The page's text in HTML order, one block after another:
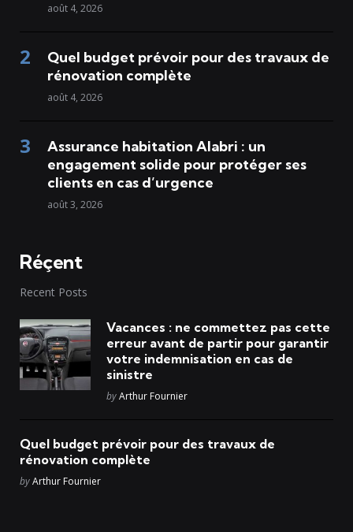
août 4, 2026
Quel budget prévoir pour des travaux de
rénovation complète
août 4, 2026
Assurance habitation Alabri : un
engagement solide pour protéger ses
clients en cas d’urgence
août 3, 2026
Réçent
Recent Posts
Vacances : ne commettez pas cette
erreur avant de partir pour garantir
votre indemnisation en cas de
sinistre
Posted
byArthur Fournier
Quel budget prévoir pour des travaux de
rénovation complète
Posted
byArthur Fournier